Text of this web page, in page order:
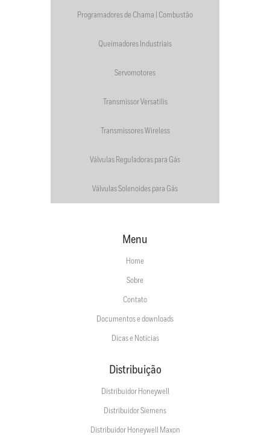
Programadores de Chama | Combustão
Queimadores Industriais
Servomotores
Transmissor Versatilis
Transmissores Wireless
Válvulas Reguladoras para Gás
Válvulas Solenoides para Gás
Menu
Home
Sobre
Contato
Documentos e downloads
Dicas e Notícias
Distribuição
Distribuidor Honeywell
Distribuidor Siemens
Distribuidor Honeywell Maxon